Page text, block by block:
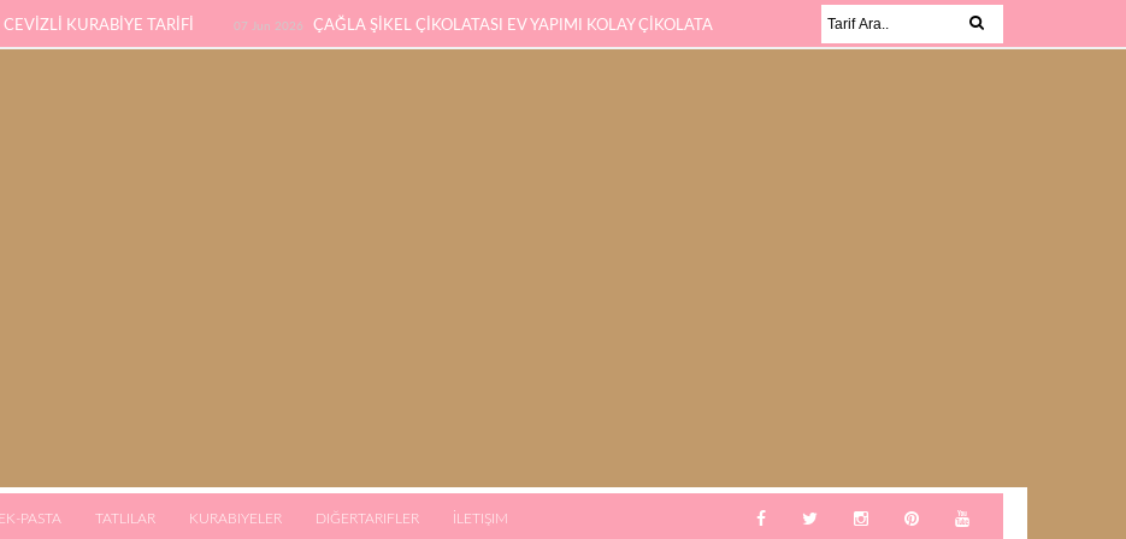
KURABİYE TARİFİ 07 Jun 2026 ÇAĞLA ŞİKEL ÇİKOLATASI EV YAPIMI KOLAY ÇİKOLATA
PASTA TATLILAR KURABIYELER DIĞERTARIFLER İLETIŞIM